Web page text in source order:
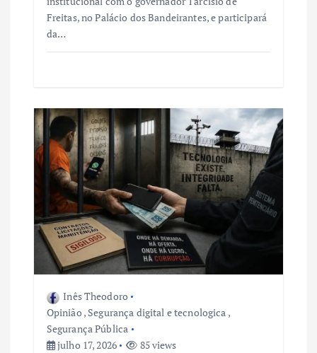
Freitas, no Palácio dos Bandeirantes, e participará
da…
Inês Theodoro
Opinião , Segurança digital e tecnologica ,
Segurança Pública
julho 17, 2026
85 views